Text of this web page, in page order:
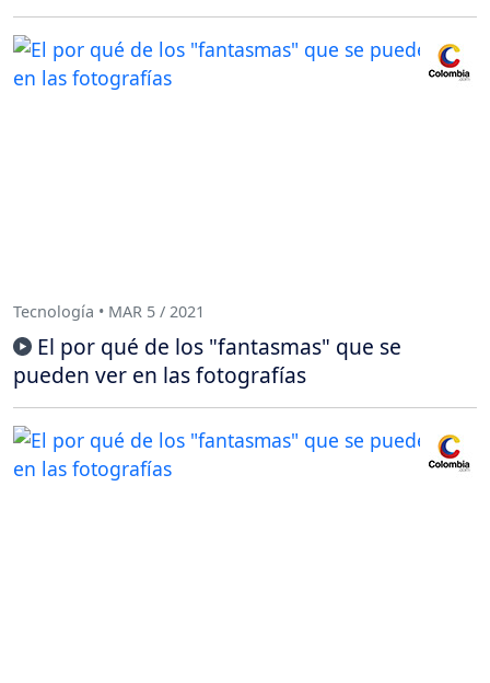
Tecnología • MAR 5 / 2021
El por qué de los "fantasmas" que se
pueden ver en las fotografías